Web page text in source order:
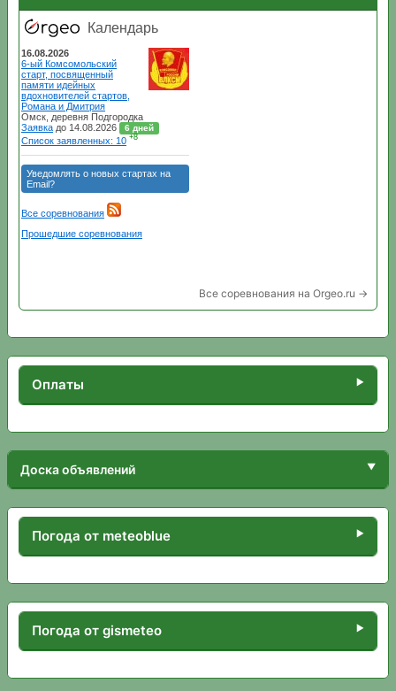
Все соревнования на Orgeo.ru →
Оплаты
Доска объявлений
Погода от meteoblue
Погода от gismeteo